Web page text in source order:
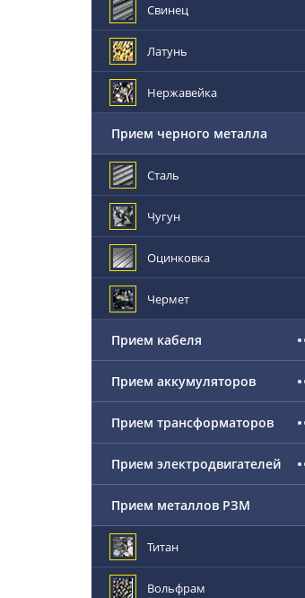
Свинец
Латунь
Нержавейка
Прием черного металла
Сталь
Чугун
Оцинковка
Чермет
Прием кабеля
Прием аккумуляторов
Прием трансформаторов
Прием электродвигателей
Прием металлов РЗМ
Титан
Вольфрам